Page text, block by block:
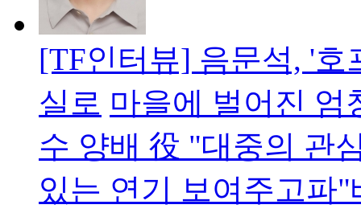
[TF인터뷰] 음문석, '호
실로 마을에 벌어진 엄
수 양배 役 "대중의 관
있는 연기 보여주고파